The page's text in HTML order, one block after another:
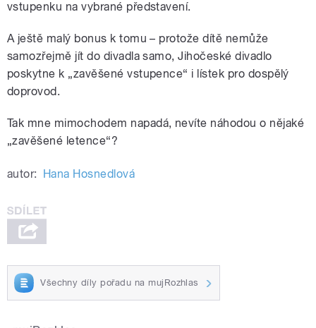
vstupenku na vybrané představení.
A ještě malý bonus k tomu – protože dítě nemůže
samozřejmě jít do divadla samo, Jihočeské divadlo
poskytne k „zavěšené vstupence“ i lístek pro dospělý
doprovod.
Tak mne mimochodem napadá, nevíte náhodou o nějaké
„zavěšené letence“?
autor: Hana Hosnedlová
Všechny díly pořadu na mujRozhlas